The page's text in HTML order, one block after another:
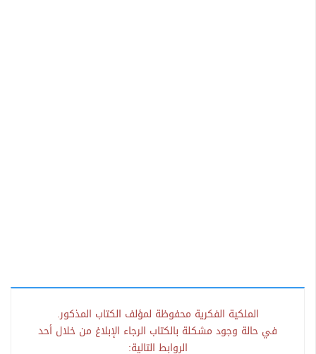
الملكية الفكرية محفوظة لمؤلف الكتاب المذكور.
في حالة وجود مشكلة بالكتاب الرجاء الإبلاغ من خلال أحد
الروابط التالية: